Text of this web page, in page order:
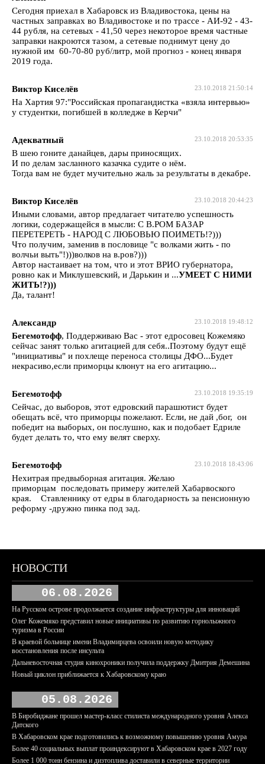
Сегодня приехал в Хабаровск из Владивостока, цены на
частных заправках во Владивостоке и по трассе - АИ-92 - 43-
44 рубля, на сетевых - 41,50 через некоторое время частные
заправки накроются тазом, а сетевые поднимут цену до
нужной им 60-70-80 руб/литр, мой прогноз - конец января
2019 года.
23.10.2018 21:50:14
Виктор Киселёв
На Хартия 97:"Российская пропагандистка «взяла интервью»
у студентки, погибшей в колледже в Керчи"
23.10.2018 20:53:35
Адекватный
В шею гоните данайцев, дары приносящих.
И по делам засланного казачка судите о нём.
Тогда вам не будет мучительно жаль за результаты в декабре.
23.10.2018 20:44:23
Виктор Киселёв
Иными словами, автор предлагает читателю успешность
логики, содержащейся в мысли: С В.РОМ БАЗАР
ПЕРЕТЕРЕТЬ - НАРОД С ЛЮБОВЬЮ ПОИМЕТЬ!?)))
Что получим, заменив в пословице "с волками жить - по
волчьи выть"!)))волков на в.ров?)))
Автор настаивает на том, что и этот ВРИО губернатора,
ровно как и Миклушевский, и Дарькин и ...УМЕЕТ С НИМИ
ЖИТЬ!?)))
Да, талант!
23.10.2018 19:48:12
Александр
Бегемотофф, Поддерживаю Вас - этот едросовец Кожемяко
сейчас занят только агитацией для себя..Поэтому будут ещё
"инициативы" и похлеще переноса столицы ДФО...Будет
некрасиво,если приморцы клюнут на его агитацию...
23.10.2018 19:35:19
Бегемотофф
Сейчас, до выборов, этот едровский парашютист будет
обещать всё, что приморцы пожелают. Если, не дай ,бог, он
победит на выборых, он послушно, как и подобает Едриле
будет делать то, что ему велят сверху.
23.10.2018 18:43:06
Бегемотофф
Нехитрая предвыборная агитация. Желаю
приморцам последовать примеру жителей Хабарвоского
края. Ставленнику от едры в благодарность за пенсионную
реформу -дружно пинка под зад.
НОВОСТИ
06.08.2026
На Русском острове продолжается создание инфраструктуры для инноваций
Олег Кожемяко представил новые инициативы по развитию горнолыжного
туризма в России
В краевой больнице имени Владимирцева освоили новую методику
восстановления после инсульта
Дальневосточная студия кинохроники получила поддержку Дмитрия Демешина
Новый циклон приближается к Хабаровскому краю
05.08.2026
В Биробиджане прошел мастер-класс стилиста международного уровня Алекса
Датского
В Хабаровском крае подготовились к возможному повышению уровня Амура
Более 40 социальных выплат проиндексируют в Хабаровском крае в 2027 году
Более 1 000 тонн бензина и дизтоплива доставили в северные территории